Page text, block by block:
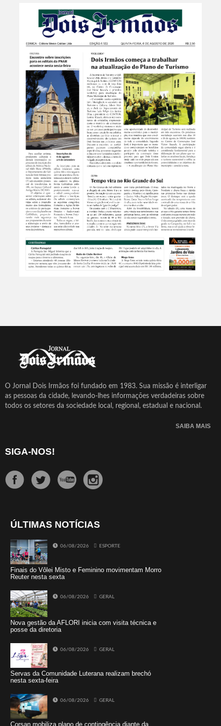
O Jornal Dois Irmãos foi fundado em 1983. Sua missão é interligar
as pessoas da cidade, levando-lhes informações verdadeiras sobre
todos os setores da sociedade local, regional, estadual e nacional.
SAIBA MAIS
SIGA-NOS!
ÚLTIMAS NOTÍCIAS
06/08/2026 ESPORTE
Finais do Vôlei Misto e Feminino movimentam Morro
Reuter nesta sexta
06/08/2026 GERAL
Nova gestão da AFLORI inicia com visita técnica e
posse da diretoria
06/08/2026 GERAL
Servas da Comunidade Luterana realizam brechó
nesta sexta-feira
06/08/2026 GERAL
Corsan mobiliza plano de contingência diante da